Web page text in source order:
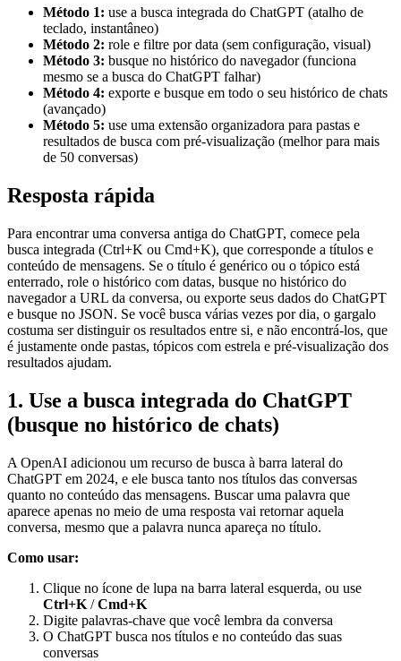
Método 1: use a busca integrada do ChatGPT (atalho de
teclado, instantâneo)
Método 2: role e filtre por data (sem configuração, visual)
Método 3: busque no histórico do navegador (funciona
mesmo se a busca do ChatGPT falhar)
Método 4: exporte e busque em todo o seu histórico de chats
(avançado)
Método 5: use uma extensão organizadora para pastas e
resultados de busca com pré-visualização (melhor para mais
de 50 conversas)
Resposta rápida
Para encontrar uma conversa antiga do ChatGPT, comece pela
busca integrada (Ctrl+K ou Cmd+K), que corresponde a títulos e
conteúdo de mensagens. Se o título é genérico ou o tópico está
enterrado, role o histórico com datas, busque no histórico do
navegador a URL da conversa, ou exporte seus dados do ChatGPT
e busque no JSON. Se você busca várias vezes por dia, o gargalo
costuma ser distinguir os resultados entre si, e não encontrá-los, que
é justamente onde pastas, tópicos com estrela e pré-visualização dos
resultados ajudam.
1. Use a busca integrada do ChatGPT
(busque no histórico de chats)
A OpenAI adicionou um recurso de busca à barra lateral do
ChatGPT em 2024, e ele busca tanto nos títulos das conversas
quanto no conteúdo das mensagens. Buscar uma palavra que
aparece apenas no meio de uma resposta vai retornar aquela
conversa, mesmo que a palavra nunca apareça no título.
Como usar:
Clique no ícone de lupa na barra lateral esquerda, ou use
Ctrl+K /Cmd+K
Digite palavras-chave que você lembra da conversa
O ChatGPT busca nos títulos e no conteúdo das suas
conversas